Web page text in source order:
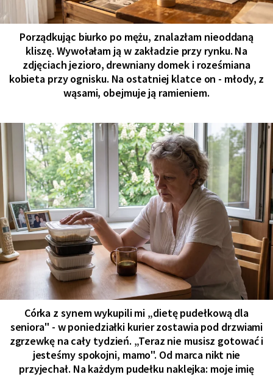
Porządkując biurko po mężu, znalazłam nieoddaną
kliszę. Wywołałam ją w zakładzie przy rynku. Na
zdjęciach jezioro, drewniany domek i roześmiana
kobieta przy ognisku. Na ostatniej klatce on - młody, z
wąsami, obejmuje ją ramieniem.
Córka z synem wykupili mi „dietę pudełkową dla
seniora" - w poniedziałki kurier zostawia pod drzwiami
zgrzewkę na cały tydzień. „Teraz nie musisz gotować i
jesteśmy spokojni, mamo". Od marca nikt nie
przyjechał. Na każdym pudełku naklejka: moje imię